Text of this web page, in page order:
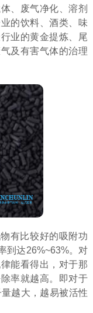
、废气净化、溶剂
的饮料、酒类、味
业的黄金提炼、尾
及有害气体的治理
有比较好的吸附功
到达26%~63%。对
能看得出，对于那
率就越高。即对于
越大，越易被活性